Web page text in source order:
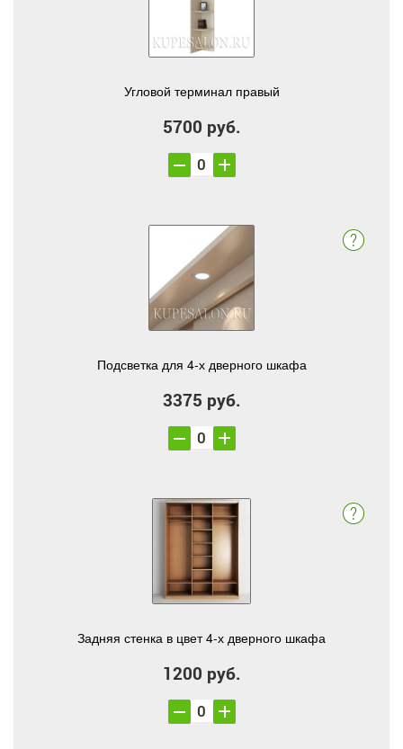
Угловой терминал правый
5700 руб.
Подсветка для 4-х дверного шкафа
3375 руб.
Задняя стенка в цвет 4-х дверного шкафа
1200 руб.